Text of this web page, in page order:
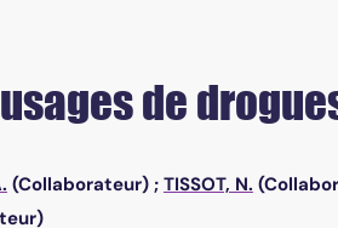
de
(Collaborateur) ; TISSOT, N.